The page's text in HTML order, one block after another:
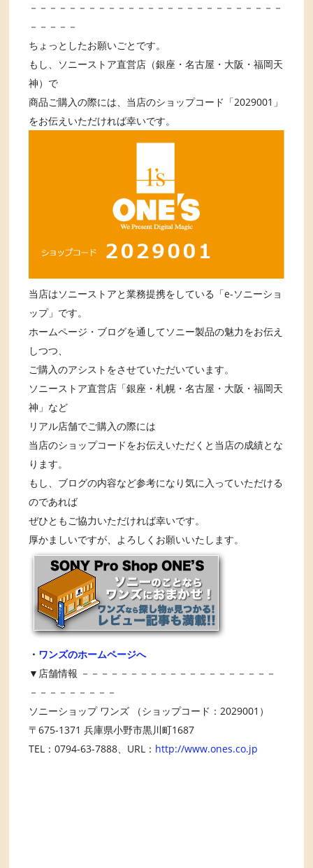
－－－－－－－－－－－－－－－－－－－－－－－－－－
－－－－－
ちょっとしたお願いごとです。
もし、ソニーストア直営店（銀座・名古屋・大阪・福岡天
神）で
商品ご購入の際には、当店のショップコード「2029001」
をお伝えいただければ幸いです。
当店はソニーストアと業務提携をしている「e-ソニーショ
ップ」です。
ホームページ・ブログを通してソニー製品の魅力をお伝え
しつつ、
ご購入のアシストをさせていただいています。
ソニーストア直営店「銀座・札幌・名古屋・大阪・福岡天
神」など
リアル店舗でご購入の際には
当店のショップコードをお伝えいただくと当店の成績とな
ります。
もし、ブログの内容など参考になり気に入っていただける
のであれば
ぜひともご協力いただければ幸いです。
厚かましいですが、よろしくお願いいたします。
・ ワンズのホームページへ
▼店舗情報 －－－－－－－－－－－－－－－－－－－－
－－－－－－－－－
ソニーショップ ワンズ （ショップコード：2029001）
〒675-1371 兵庫県小野市黒川町1687
TEL：0794-63-7888、URL： http://www.ones.co.jp